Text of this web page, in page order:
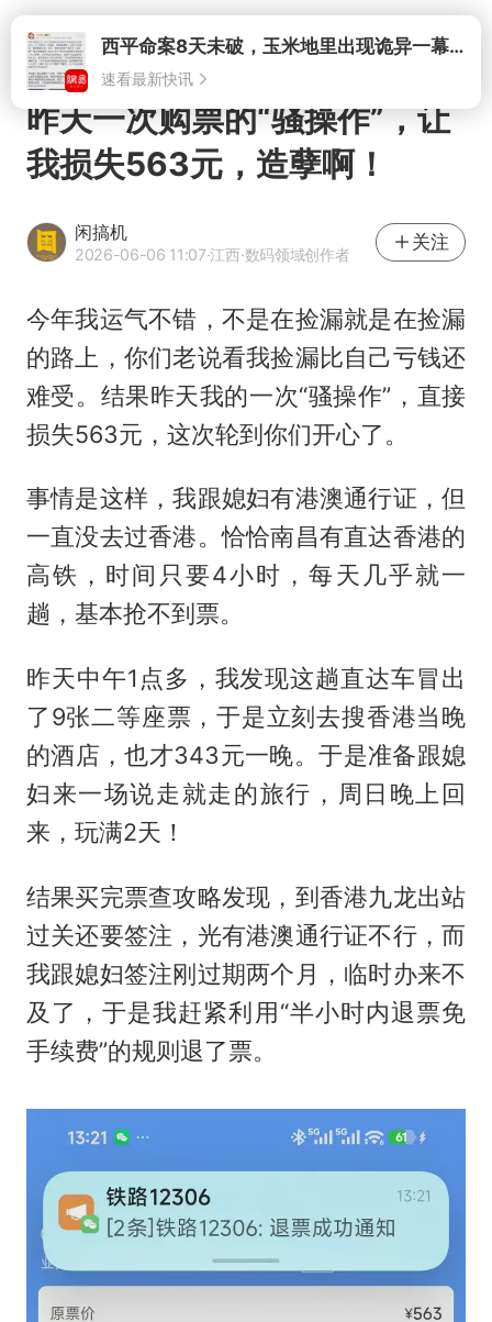
打开
昨天一次购票的“骚操作”，让
我损失563元，造孽啊！
闲搞机
2026-06-06 11:07·江西·数码领域创作者
关注
今年我运气不错，不是在捡漏就是在捡漏
的路上，你们老说看我捡漏比自己亏钱还
难受。结果昨天我的一次“骚操作”，直接
损失563元，这次轮到你们开心了。
事情是这样，我跟媳妇有港澳通行证，但
一直没去过香港。恰恰南昌有直达香港的
高铁，时间只要4小时，每天几乎就一
趟，基本抢不到票。
昨天中午1点多，我发现这趟直达车冒出
了9张二等座票，于是立刻去搜香港当晚
的酒店，也才343元一晚。于是准备跟媳
妇来一场说走就走的旅行，周日晚上回
来，玩满2天！
结果买完票查攻略发现，到香港九龙出站
过关还要签注，光有港澳通行证不行，而
我跟媳妇签注刚过期两个月，临时办来不
及了，于是我赶紧利用“半小时内退票免
手续费”的规则退了票。